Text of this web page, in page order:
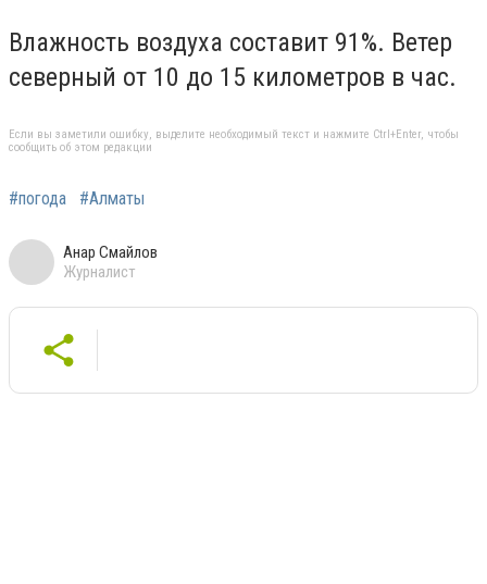
Влажность воздуха составит 91%. Ветер
северный от 10 до 15 километров в час.
Если вы заметили ошибку, выделите необходимый текст и нажмите Ctrl+Enter, чтобы
сообщить об этом редакции
#погода #Алматы
Анар Смайлов
Журналист